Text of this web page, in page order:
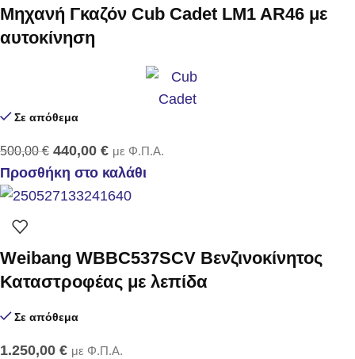
Μηχανή Γκαζόν Cub Cadet LM1 AR46 με
αυτοκίνηση
Σε απόθεμα
500,00€ 440,00 € με Φ.Π.Α.
Προσθήκη στο καλάθι
Weibang WBBC537SCV Βενζινοκίνητος
Καταστροφέας με λεπίδα
Σε απόθεμα
1.250,00 € με Φ.Π.Α.